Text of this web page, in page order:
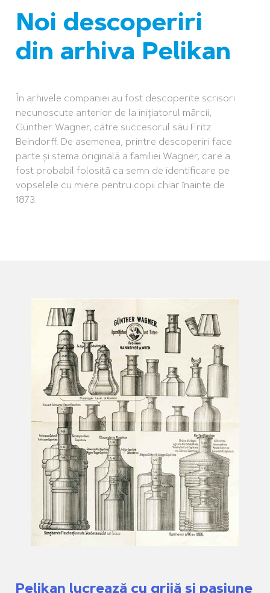
Noi descoperiri
din arhiva Pelikan
În arhivele companiei au fost descoperite scrisori
necunoscute anterior de la inițiatorul mărcii,
Günther Wagner, către succesorul său Fritz
Beindorff. De asemenea, printre descoperiri face
parte și stema originală a familiei Wagner, care a
fost probabil folosită ca semn de identificare pe
vopselele cu miere pentru copii chiar înainte de
1873.
Pelikan lucrează cu grijă și pasiune